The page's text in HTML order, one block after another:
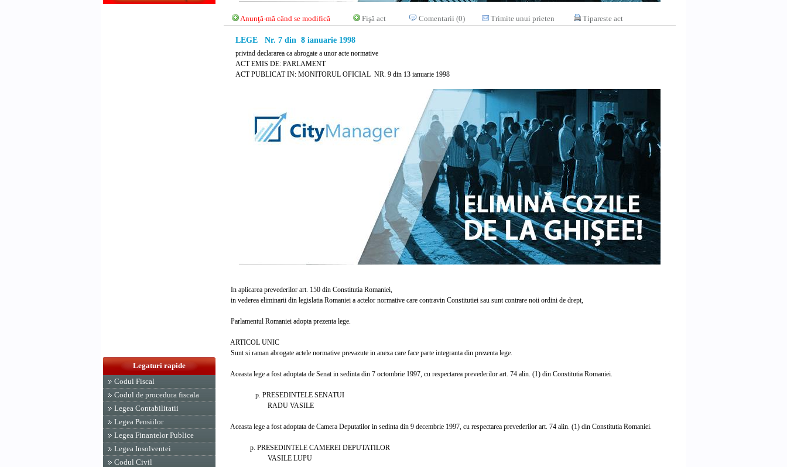
Legaturi rapide
Codul Fiscal
Codul de procedura fiscala
Legea Contabilitatii
Legea Pensiilor
Legea Finantelor Publice
Legea Insolventei
Codul Civil
Anunţă-mă când se modifică Fişă act Comentarii (0) Trimite unui prieten Tipareste act
LEGE Nr. 7 din 8 ianuarie 1998
privind declararea ca abrogate a unor acte normative
ACT EMIS DE: PARLAMENT
ACT PUBLICAT IN: MONITORUL OFICIAL NR. 9 din 13 ianuarie 1998
In aplicarea prevederilor art. 150 din Constitutia Romaniei,
in vederea eliminarii din legislatia Romaniei a actelor normative care contravin Constitutiei sau sunt contrare noii ordini de drept,
Parlamentul Romaniei adopta prezenta lege.
ARTICOL UNIC
Sunt si raman abrogate actele normative prevazute in anexa care face parte integranta din prezenta lege.
Aceasta lege a fost adoptata de Senat in sedinta din 7 octombrie 1997, cu respectarea prevederilor art. 74 alin. (1) din Constitutia Romaniei.
p. PRESEDINTELE SENATUI
RADU VASILE
Aceasta lege a fost adoptata de Camera Deputatilor in sedinta din 9 decembrie 1997, cu respectarea prevederilor art. 74 alin. (1) din Constitutia Romaniei.
p. PRESEDINTELE CAMEREI DEPUTATILOR
VASILE LUPU